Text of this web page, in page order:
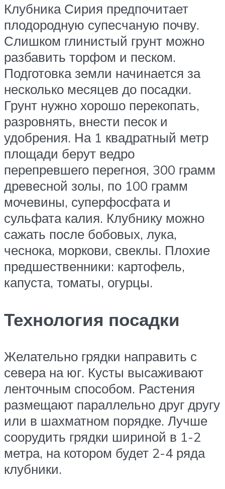
Клубника Сирия предпочитает
плодородную супесчаную почву.
Слишком глинистый грунт можно
разбавить торфом и песком.
Подготовка земли начинается за
несколько месяцев до посадки.
Грунт нужно хорошо перекопать,
разровнять, внести песок и
удобрения. На 1 квадратный метр
площади берут ведро
перепревшего перегноя, 300 грамм
древесной золы, по 100 грамм
мочевины, суперфосфата и
сульфата калия. Клубнику можно
сажать после бобовых, лука,
чеснока, моркови, свеклы. Плохие
предшественники: картофель,
капуста, томаты, огурцы.
Технология посадки
Желательно грядки направить с
севера на юг. Кусты высаживают
ленточным способом. Растения
размещают параллельно друг другу
или в шахматном порядке. Лучше
соорудить грядки шириной в 1-2
метра, на котором будет 2-4 ряда
клубники.